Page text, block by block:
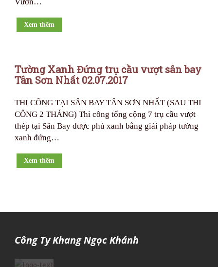
Xem thêm
Tường Xanh Đứng trụ cầu vượt sân bay
Tân Sơn Nhất 02.07.2017
THI CÔNG TẠI SÂN BAY TÂN SƠN NHẤT (SAU THI
CÔNG 2 THÁNG) Thi công tổng cộng 7 trụ cầu vượt
thép tại Sân Bay được phủ xanh bằng giải pháp tường
xanh đứng…
Xem thêm
Công Ty Khang Ngọc Khánh